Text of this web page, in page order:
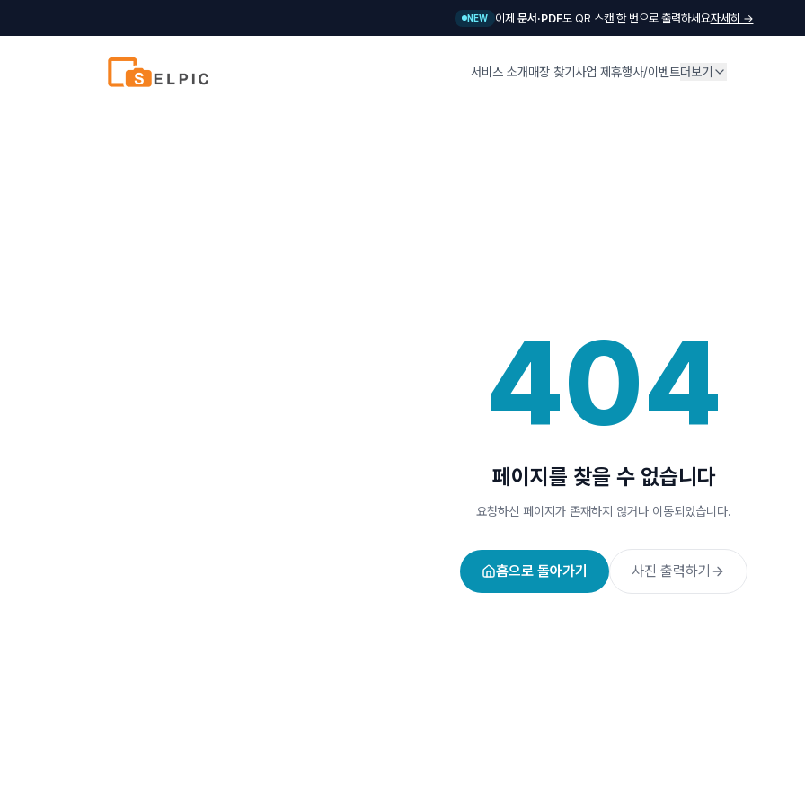
NEW 이제 문서·PDF도 QR 스캔 한 번으로 출력하세요자세히 →
서비스 소개매장 찾기 사업 제휴행사/이벤트더보기
404
페이지를 찾을 수 없습니다
요청하신 페이지가 존재하지 않거나 이동되었습니다.
홈으로 돌아가기 사진 출력하기